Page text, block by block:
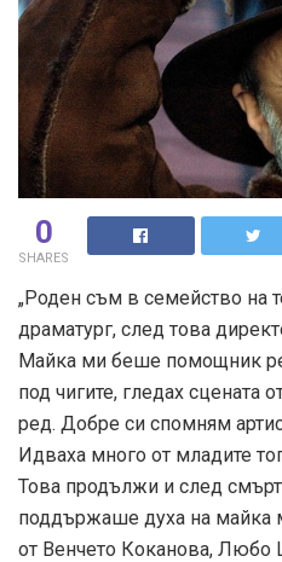
0
SHARES
„Роден съм в семейство на
драматург, след това
Майка ми беше помощник
под чигите, гледах сцената
ред. Добре си спомням
Идваха много от младите
Това продължи и след
поддържаше духа на майка
от Венчето Коканова, Любо